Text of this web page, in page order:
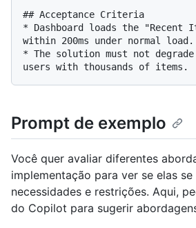
## Acceptance Criteria
* Dashboard loads the "Recent
within 200ms under normal load.
* The solution must not
Prompt de exemplo
Você quer avaliar diferentes
implementação para ver se elas se
necessidades e restrições. Aqui,
do Copilot para sugerir